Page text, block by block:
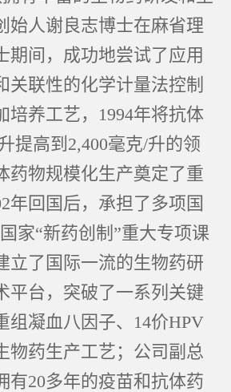
始人谢良志博士在麻省理
期间，成功地尝试了应用
关联性的化学计量法控制
培养工艺，1994年将抗体
提高到2,400毫克/升的领
药物规模化生产奠定了重
年回国后，承担了多项国
家“新药创制”重大专项课
立了国际一流的生物药研
平台，突破了一系列关键
组凝血八因子、14价HPV
物药生产工艺；公司副总
有20多年的疫苗和抗体药